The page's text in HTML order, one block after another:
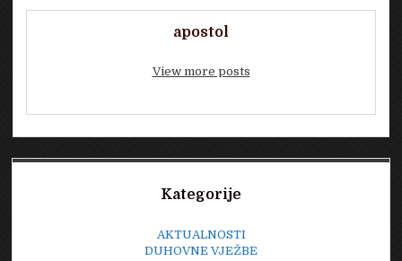
apostol
View more posts
Kategorije
AKTUALNOSTI
DUHOVNE VJEŽBE